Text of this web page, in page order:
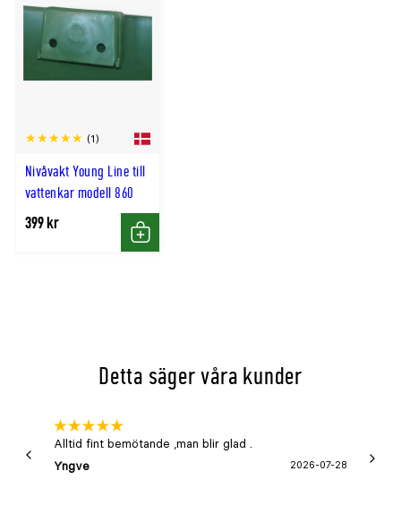
Nivåvakt Young Line till
vattenkar modell 860
(1)
399 kr
Köp
Detta säger våra kunder
Alltid fint bemötande ,man blir glad .
Yngve
2026-07-28